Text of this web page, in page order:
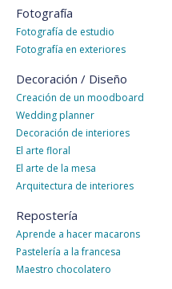
Fotografía
Fotografía de estudio
Fotografía en exteriores
Decoración / Diseño
Creación de un moodboard
Wedding planner
Decoración de interiores
El arte floral
El arte de la mesa
Arquitectura de interiores
Repostería
Aprende a hacer macarons
Pastelería a la francesa
Maestro chocolatero